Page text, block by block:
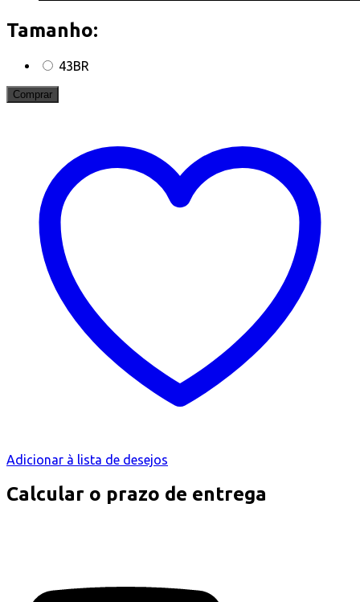
Tamanho:
43BR
Comprar
Adicionar à lista de desejos
Calcular o prazo de entrega